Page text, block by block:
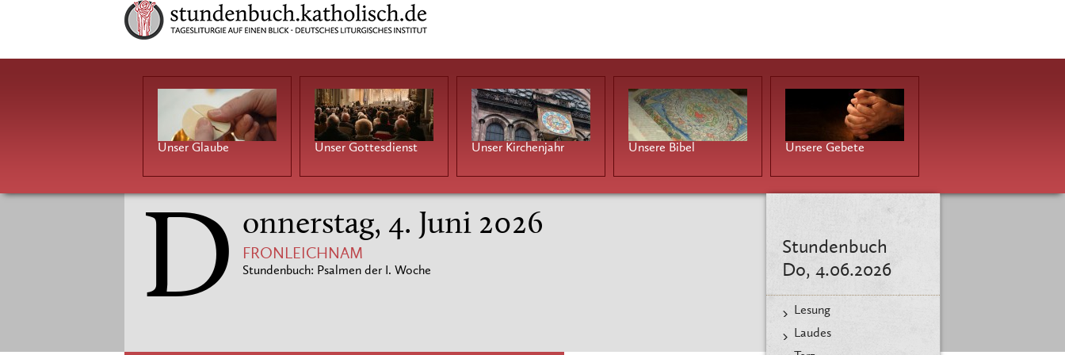
Unser Glaube Unser Gottesdienst Unser Kirchenjahr Unsere Bibel Unsere Gebete
Stundenbuch
Do, 4.06.2026
Lesung
Laudes
D onnerstag, 4. Juni 2026
FRONLEICHNAM
Stundenbuch: Psalmen der I. Woche